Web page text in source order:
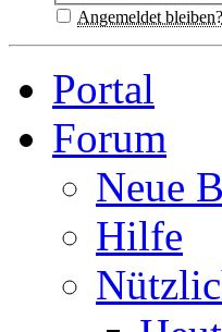
Angemeldet bleiben?
Portal
Forum
Neue
Hilfe